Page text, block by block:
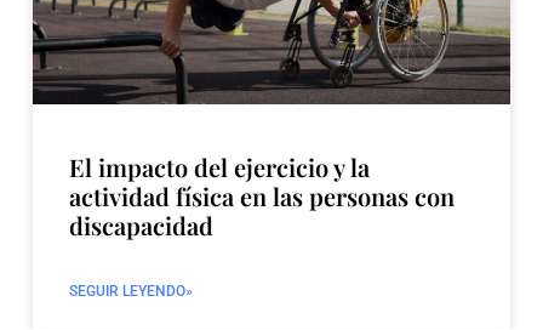
El impacto del ejercicio y la
actividad física en las personas con
discapacidad
SEGUIR LEYENDO»